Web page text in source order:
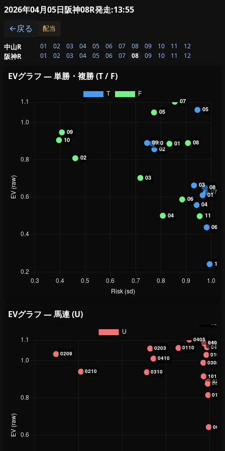
2026年04月05日阪神08R発走:13:55
←戻る
配当
中山R 01 02 03 04 05 06 07 08 09 10 11 12
阪神R 01 02 03 04 05 06 07 08 09 10 11 12
EVグラフ — 単勝・複勝 (T / F)
EVグラフ — 馬連 (U)